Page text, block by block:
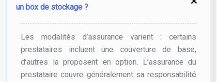
un box de stockage ?
Les modalités d’assurance varient : certains
prestataires incluent une couverture de base,
d’autres la proposent en option. L’assurance du
prestataire couvre généralement sa responsabilité